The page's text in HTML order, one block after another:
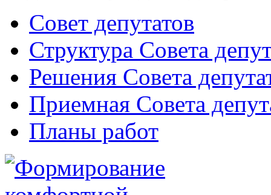
Совет депутатов
Структура Совета
Решения Совета
Приемная Совета
Планы работ